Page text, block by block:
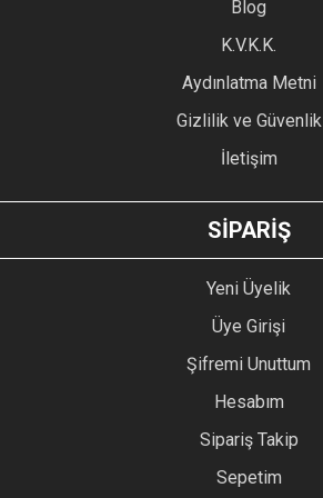
Ürün bilgilerinde hatalar bulunuyor.
Ürün fiyatı diğer sitelerden daha pahalı.
GÖNDER
Blog
K.V.K.K.
Aydınlatma Metni
Gizlilik ve Güvenlik
İletişim
SİPARİŞ
Yeni Üyelik
Üye Girişi
Şifremi Unuttum
Hesabım
Sipariş Takip
Sepetim